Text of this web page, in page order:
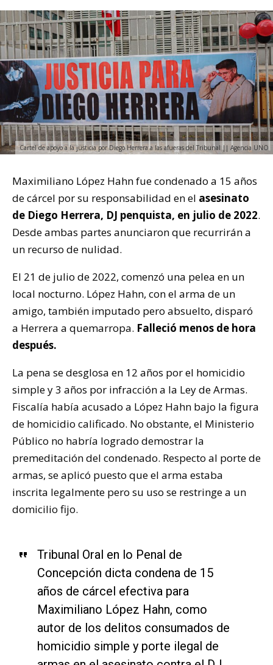
Cartel de apoyo a la justicia por Diego Herrera a las afueras del Tribunal || Agencia UNO
Maximiliano López Hahn fue condenado a 15 años
de cárcel por su responsabilidad en el asesinato
de Diego Herrera, DJ penquista, en julio de 2022.
Desde ambas partes anunciaron que recurrirán a
un recurso de nulidad.
El 21 de julio de 2022, comenzó una pelea en un
local nocturno. López Hahn, con el arma de un
amigo, también imputado pero absuelto, disparó
a Herrera a quemarropa. Falleció menos de hora
después.
La pena se desglosa en 12 años por el homicidio
simple y 3 años por infracción a la Ley de Armas.
Fiscalía había acusado a López Hahn bajo la figura
de homicidio calificado. No obstante, el Ministerio
Público no habría logrado demostrar la
premeditación del condenado. Respecto al porte de
armas, se aplicó puesto que el arma estaba
inscrita legalmente pero su uso se restringe a un
domicilio fijo.
Tribunal Oral en lo Penal de
Concepción dicta condena de 15
años de cárcel efectiva para
Maximiliano López Hahn, como
autor de los delitos consumados de
homicidio simple y porte ilegal de